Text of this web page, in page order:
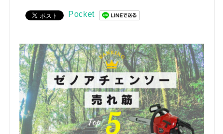
農業機械
作業用品
補修部品
レンタル
Pocket